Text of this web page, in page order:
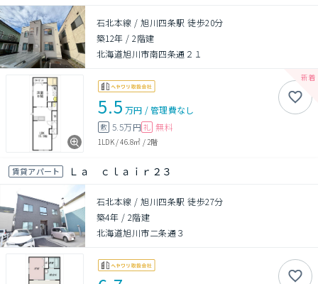
石北本線 / 旭川四条駅 徒歩20分
築12年 /2階建
北海道旭川市南四条通２１
5.5 万円 /管理費なし
敷 5.5万円 礼 無料
1LDK/46.8㎡ /2階
賃貸アパート Ｌａ ｃｌａｉｒ２３
石北本線 / 旭川四条駅 徒歩27分
築4年 / 2階建
北海道旭川市二条通３